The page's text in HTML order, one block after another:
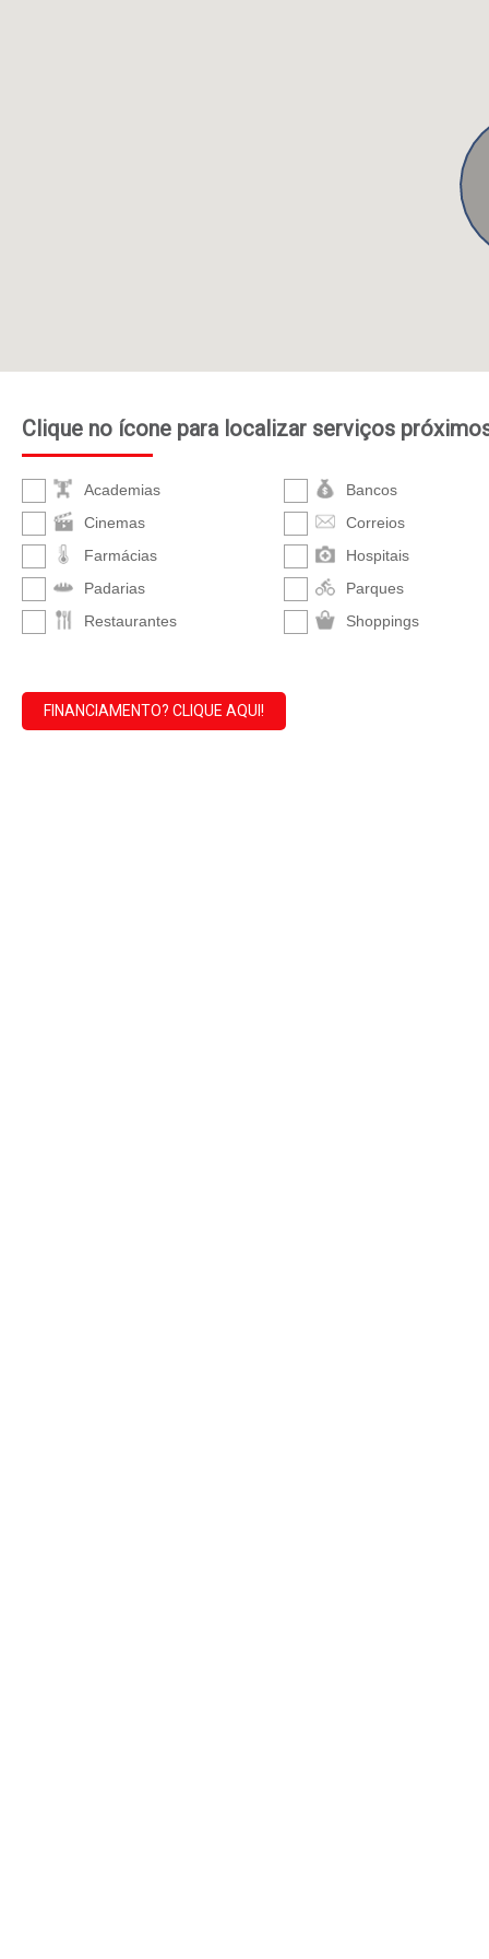
Clique no ícone para localizar serviços
Academias
Bancos
Cinemas
Correios
Farmácias
Hospitais
Padarias
Parques
Restaurantes
Shoppings
FINANCIAMENTO? CLIQUE AQUI!